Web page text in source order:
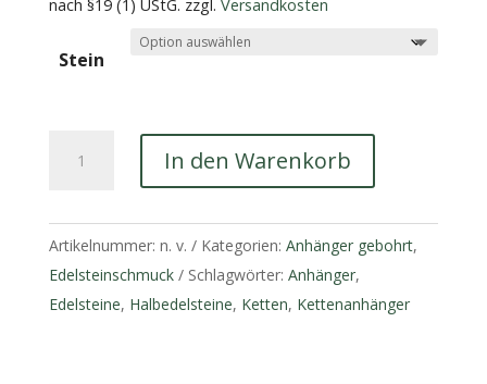
nach §19 (1) UStG. zzgl. Versandkosten
Stein
Anhänger
gebohrt
In den Warenkorb
Artikelnummer: n. v. Kategorien: Anhänger gebohrt,
Edelsteinschmuck
Schlagwörter: Anhänger,
Edelsteine, Halbedelsteine, Ketten, Kettenanhänger